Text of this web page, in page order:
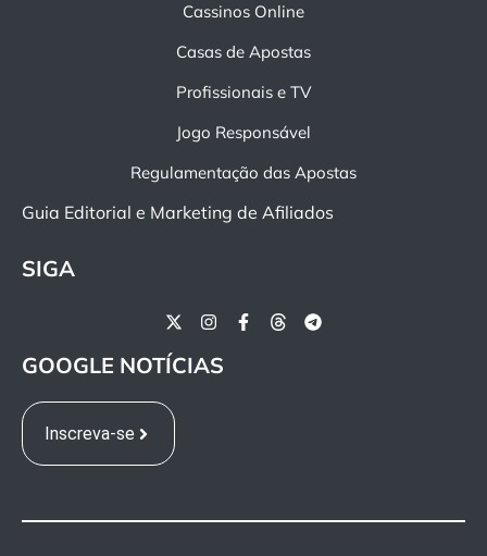
Cassinos Online
Casas de Apostas
Profissionais e TV
Jogo Responsável
Regulamentação das Apostas
Guia Editorial e Marketing de Afiliados
SIGA
GOOGLE NOTÍCIAS
Inscreva-se